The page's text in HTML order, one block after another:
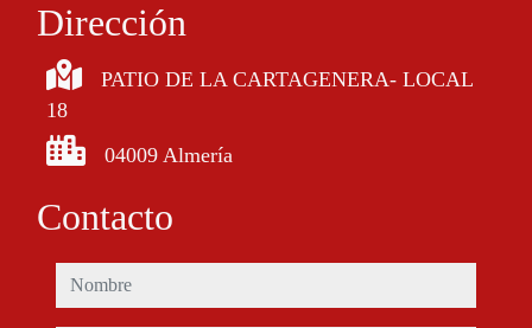
Dirección
PATIO DE LA CARTAGENERA- LOCAL
18
04009 Almería
Contacto
nombre